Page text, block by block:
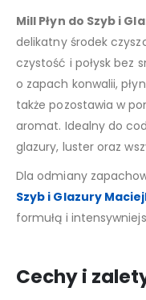
Mill Płyn do Szyb i
delikatny środek
czystość i połysk bez
o zapach konwalii,
także pozostawia w
aromat. Idealny do
glazury, luster oraz
Dla odmiany
Szyb i Glazury
formułą i
Cechy i